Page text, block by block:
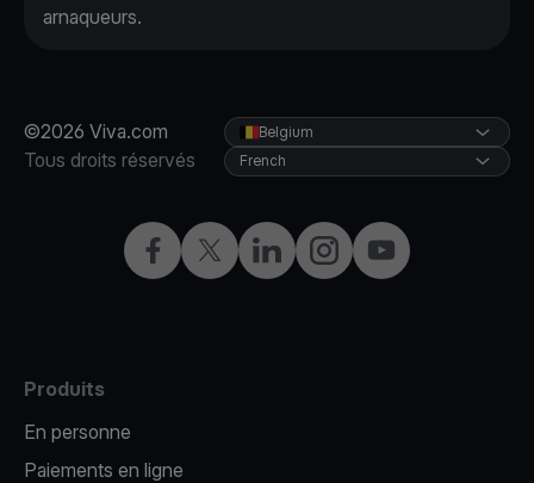
arnaqueurs.
©2026 Viva.com
Tous droits réservés
Facebook
X LinkedInInstagramYouTube
Belgium
French
Produits
En personne
Paiements en ligne